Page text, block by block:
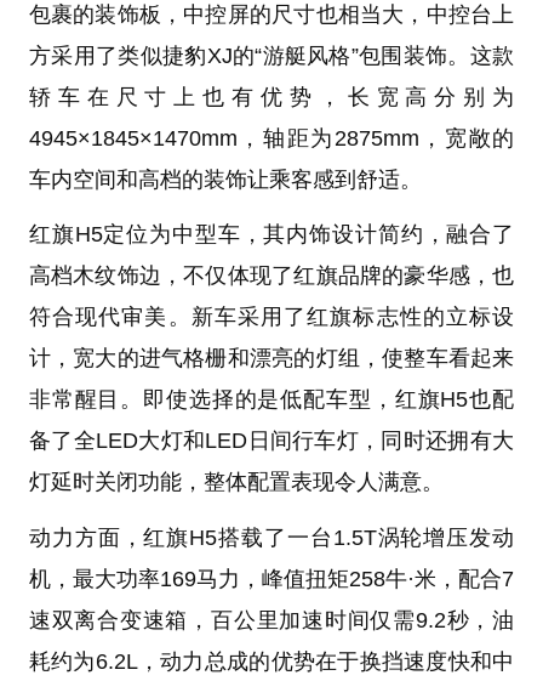
包裹的装饰板，中控屏的尺寸也相当大，中控台上
方采用了类似捷豹XJ的“游艇风格”包围装饰。这款
轿车在尺寸上也有优势，长宽高分别为
4945×1845×1470mm，轴距为2875mm，宽敞的
车内空间和高档的装饰让乘客感到舒适。
红旗H5定位为中型车，其内饰设计简约，融合了
高档木纹饰边，不仅体现了红旗品牌的豪华感，也
符合现代审美。新车采用了红旗标志性的立标设
计，宽大的进气格栅和漂亮的灯组，使整车看起来
非常醒目。即使选择的是低配车型，红旗H5也配
备了全LED大灯和LED日间行车灯，同时还拥有大
灯延时关闭功能，整体配置表现令人满意。
动力方面，红旗H5搭载了一台1.5T涡轮增压发动
机，最大功率169马力，峰值扭矩258牛·米，配合7
速双离合变速箱，百公里加速时间仅需9.2秒，油
耗约为6.2L，动力总成的优势在于换挡速度快和中